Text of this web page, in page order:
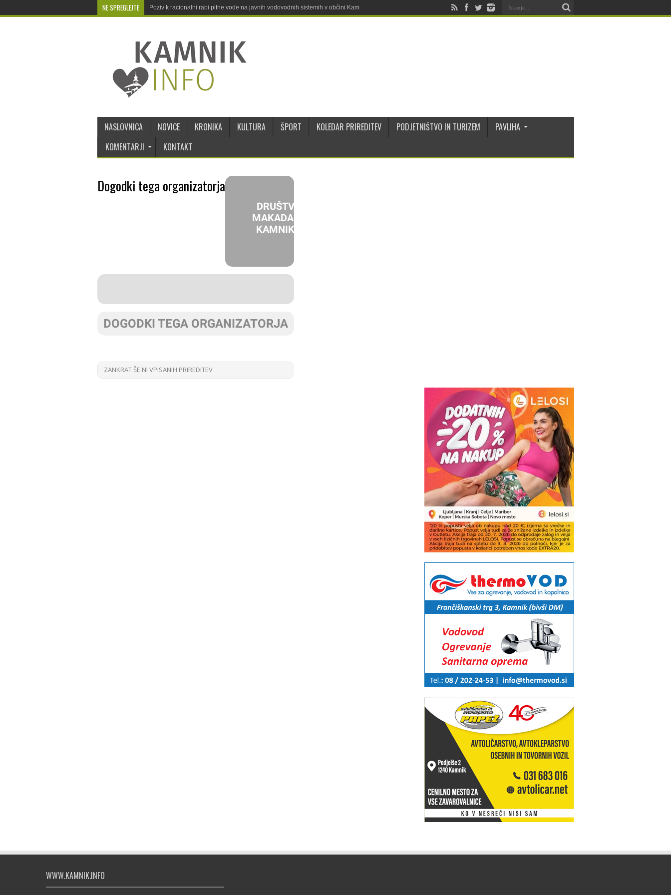
NE SPREGLEJTE Poziv k racionalni rabi pitne vode na javnih vodovodnih sistemih v občini Kamnik
NASLOVNICA NOVICE KRONIKA KULTURA ŠPORT KOLEDAR PRIREDITEV PODJETNIŠTVO IN TURIZEM
PAVLIHA
KOMENTARJI
KONTAKT
Dogodki tega organizatorja
DRUŠTVO
MAKADAM
KAMNIK
DOGODKI TEGA ORGANIZATORJA
ZANKRAT ŠE NI VPISANIH PRIREDITEV
WWW.KAMNIK.INFO